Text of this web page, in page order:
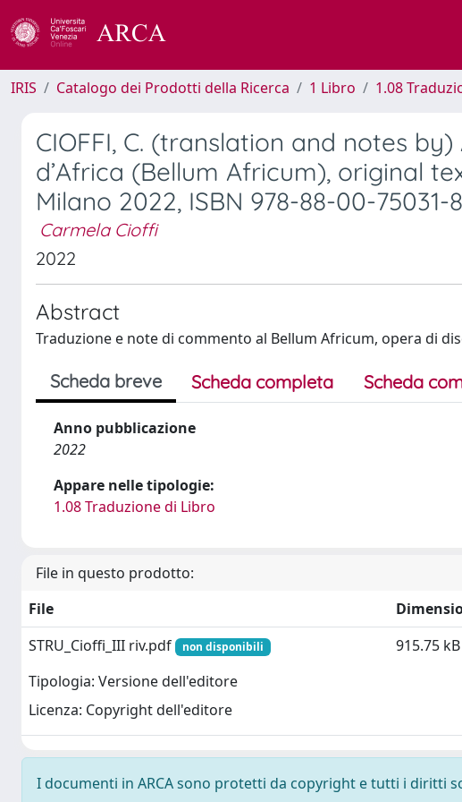
IRIS Catalogo dei Prodotti della Ricerca 1 Libro 1.08
CIOFFI, C. (translation and notes
d’Africa (Bellum Africum), original
Milano 2022, ISBN 978-88-00-75031-8
Carmela Cioffi
2022
Abstract
Traduzione e note di commento al Bellum Africum, opera di
Scheda breve Scheda completa Scheda
Anno pubblicazione
2022
Appare nelle tipologie:
1.08 Traduzione di Libro
File in questo prodotto:
File
STRU_Cioffi_III riv.pdf
non disponibili
Tipologia: Versione dell'editore
Licenza: Copyright dell'editore
915.75 kB
I documenti in ARCA sono protetti da copyright e tutti i diritti